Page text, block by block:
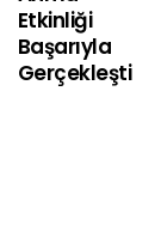
Etkinliği
Başarıyla
Gerçekleşti